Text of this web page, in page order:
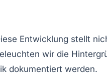
Entwicklung stellt
wir die
dokumentiert werden.